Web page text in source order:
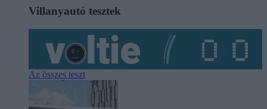
Villanyautó tesztek
Az összes teszt